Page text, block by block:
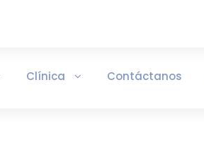
Clínica Contáctanos